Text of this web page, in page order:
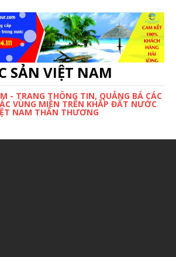
SẢN VIỆT NAM
- TRANG THÔNG TIN, QUẢNG BÁ CÁC
VÙNG MIỀN TRÊN KHẮP ĐẤT NƯỚC
NAM THÂN THƯƠNG